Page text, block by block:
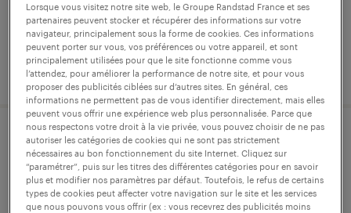
publié le 4 juin 2026
tourneur (f/h)
grandvillars, territoire de belfort
intérim
Lorsque vous visitez notre site web, le Groupe Randstad France et ses
partenaires peuvent stocker et récupérer des informations sur votre
navigateur, principalement sous la forme de cookies. Ces informations
peuvent porter sur vous, vos préférences ou votre appareil, et sont
principalement utilisées pour que le site fonctionne comme vous
l’attendez, pour améliorer la performance de notre site, et pour vous
proposer des publicités ciblées sur d’autres sites. En général, ces
informations ne permettent pas de vous identifier directement, mais elles
peuvent vous offrir une expérience web plus personnalisée. Parce que
nous respectons votre droit à la vie privée, vous pouvez choisir de ne pas
autoriser les catégories de cookies qui ne sont pas strictement
nécessaires au bon fonctionnement du site Internet. Cliquez sur
“paramétrer”, puis sur les titres des différentes catégories pour en savoir
plus et modifier nos paramètres par défaut. Toutefois, le refus de certains
types de cookies peut affecter votre navigation sur le site et les services
que nous pouvons vous offrir (ex : vous recevrez des publicités moins